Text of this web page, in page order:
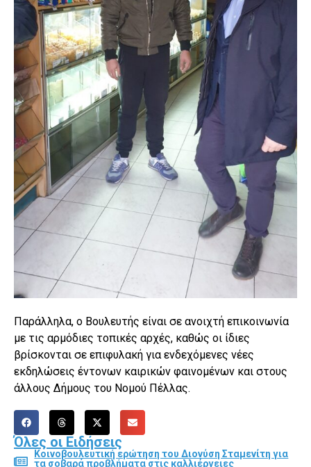
Παράλληλα, ο Βουλευτής είναι σε ανοιχτή επικοινωνία
με τις αρμόδιες τοπικές αρχές, καθώς οι ίδιες
βρίσκονται σε επιφυλακή για ενδεχόμενες νέες
εκδηλώσεις έντονων καιρικών φαινομένων και στους
άλλους Δήμους του Νομού Πέλλας.
Όλες οι Ειδήσεις
Κοινοβουλευτική ερώτηση του Διονύση Σταμενίτη για
τα σοβαρά προβλήματα στις καλλιέργειες